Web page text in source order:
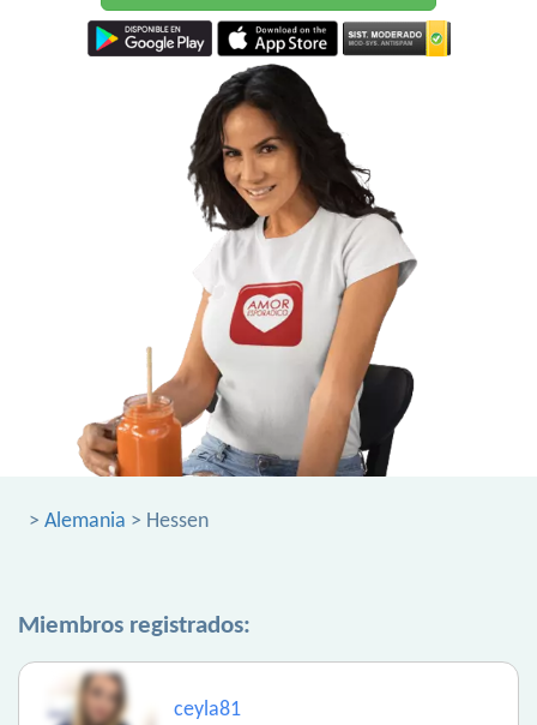
> Alemania > Hessen
Miembros registrados:
ceyla81